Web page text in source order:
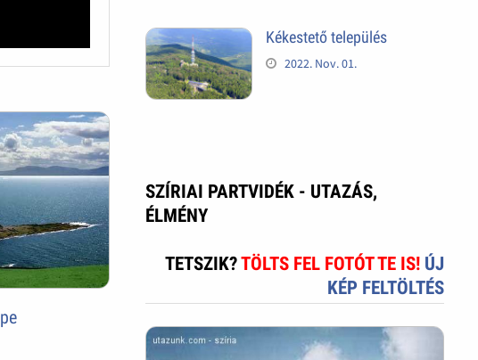
Kékestető település
2022. Nov. 01.
SZÍRIAI PARTVIDÉK - UTAZÁS,
ÉLMÉNY
TETSZIK?TÖLTS FEL FOTÓT TE IS! ÚJ
KÉP FELTÖLTÉS